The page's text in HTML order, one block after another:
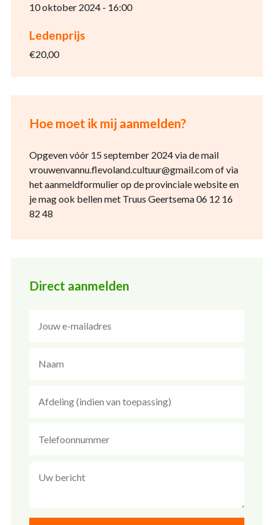
10 oktober 2024 - 16:00
Ledenprijs
€20,00
Hoe moet ik mij aanmelden?
Opgeven vóór 15 september 2024 via de mail
vrouwenvannu.flevoland.cultuur@gmail.com of via
het aanmeldformulier op de provinciale website en
je mag ook bellen met Truus Geertsema 06 12 16
82 48
Direct aanmelden